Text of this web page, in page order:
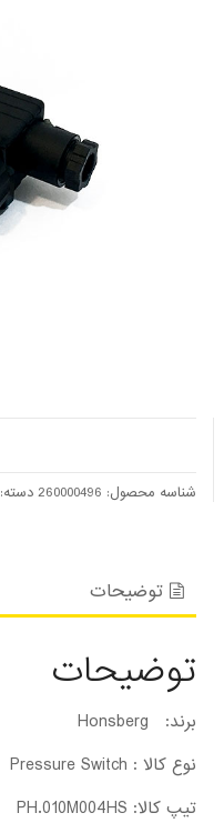
شناسه محصول: 260000496 دسته:
توضیحات
توضیحات
برند: Honsberg
نوع کالا : Pressure Switch
تیپ کالا: PH.010M004HS